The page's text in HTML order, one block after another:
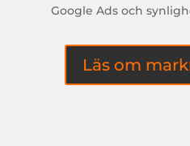
Google Ads och
Läs om